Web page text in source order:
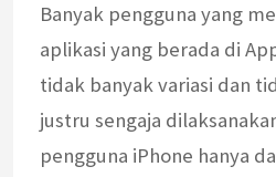
Banyak pengguna yang
aplikasi yang berada di
tidak banyak variasi dan
justru sengaja
pengguna iPhone hanya